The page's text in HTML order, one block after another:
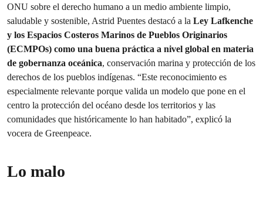
ONU sobre el derecho humano a un medio ambiente limpio,
saludable y sostenible, Astrid Puentes destacó a la Ley Lafkenche
y los Espacios Costeros Marinos de Pueblos Originarios
(ECMPOs) como una buena práctica a nivel global en materia
de gobernanza oceánica, conservación marina y protección de los
derechos de los pueblos indígenas. “Este reconocimiento es
especialmente relevante porque valida un modelo que pone en el
centro la protección del océano desde los territorios y las
comunidades que históricamente lo han habitado”, explicó la
vocera de Greenpeace.
Lo malo